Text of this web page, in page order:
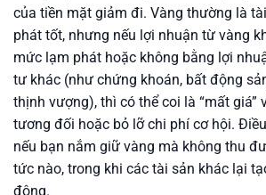
của tiền mặt giảm đi. Vàng thường là
phát tốt, nhưng nếu lợi nhuận từ vàng
mức lạm phát hoặc không bằng lợi
tư khác (như chứng khoán, bất động
thịnh vượng), thì có thể coi là “mất giá”
tương đối hoặc bỏ lỡ chi phí cơ hội.
nếu bạn nắm giữ vàng mà không thu
tức nào, trong khi các tài sản khác lại
động.